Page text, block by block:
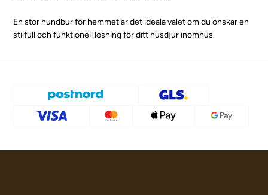
En stor hundbur för hemmet är det ideala valet om du önskar en
stilfull och funktionell lösning för ditt husdjur inomhus.